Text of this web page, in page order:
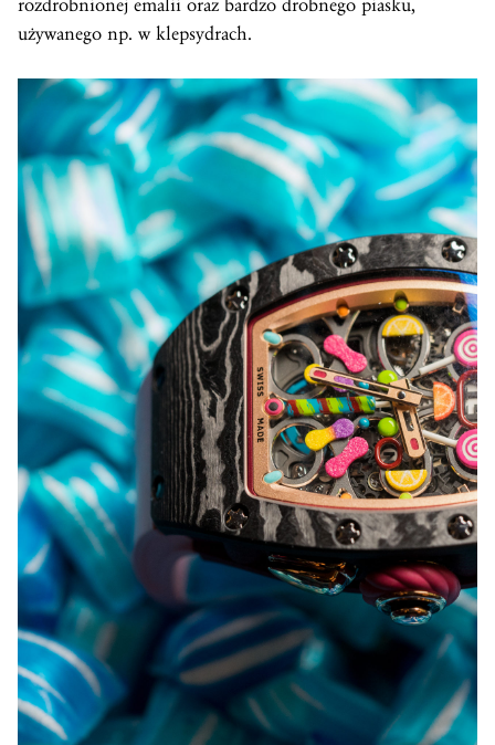
rozdrobnionej emalii oraz bardzo drobnego piasku,
używanego np. w klepsydrach.